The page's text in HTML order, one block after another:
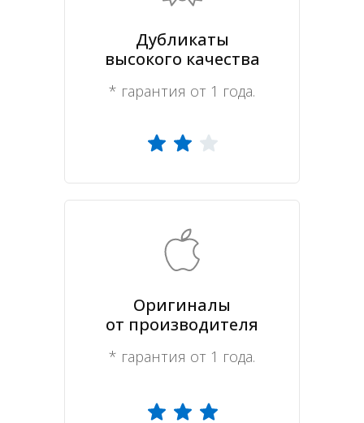
Дубликаты
высокого качества
* гарантия от 1 года.
Оригиналы
от производителя
* гарантия от 1 года.